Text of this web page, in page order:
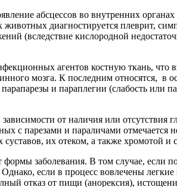
абсцессов во внутренних
диагностируется плеврит,
(вследствие кислородной
агентов костную ткань,
мозга. К последним относятся, в
и параплегии (слабость или
от наличия или отсутствия
с парезами и параличами отмечается
суставов, их отеком, а также хромотой
заболевания. В том случае, если
если в процесс вовлечены
отказ от пищи (анорексия),